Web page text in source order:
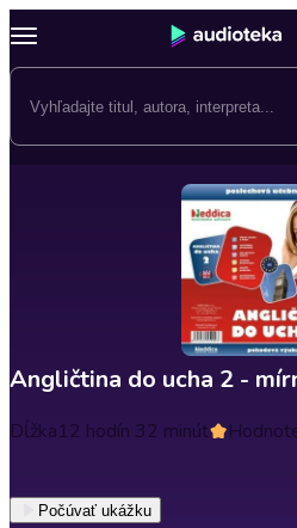
Angličtina do ucha 2 -
Dĺžka12 hodín 32 minút
Počúvať ukážku